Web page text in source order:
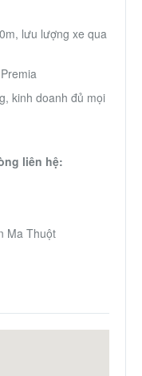
lưu lượng xe qua
kinh doanh đủ mọi
liên hệ:
Ma Thuột